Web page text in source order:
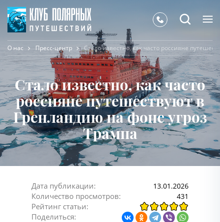
О нас Пресс-центр Стало известно, как часто россияне
Стало известно, как часто
россияне путешествуют в
Гренландию на фоне угроз
Трампа
Дата публикации: 13.01.2026
Количество просмотров: 431
Рейтинг статьи:
Поделиться: